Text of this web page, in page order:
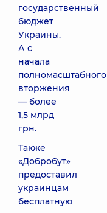
государственный
бюджет
Украины.
А с
начала
полномасштабного
вторжения
— более
1,5 млрд
грн.
Также
«Добробут»
предоставил
украинцам
бесплатную